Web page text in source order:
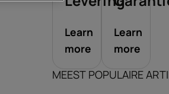
Learn
more
Learn
more
MEEST POPULAIRE